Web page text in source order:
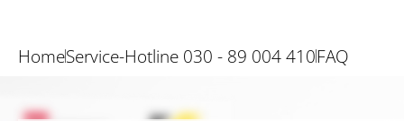
HomeService-Hotline 030 - 89 004 410FAQ